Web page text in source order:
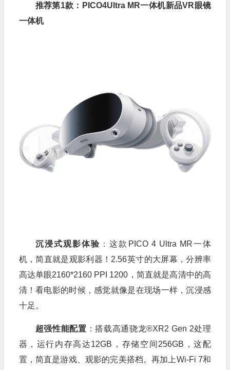
推荐第1款：PICO4Ultra MR一体机新品VR眼镜
一体机
沉浸式观影体验 ：这款PICO 4 Ultra MR一体
机，简直就是观影利器！2.56英寸的大屏幕，分辨率
高达单眼2160*2160 PPI 1200，简直就是高清中的高
清！看电影的时候，感觉就像是在现场一样，沉浸感
十足。
超强性能配置 ：搭载高通骁龙®XR2 Gen 2处理
器，运行内存高达12GB，存储空间256GB，这配
置，简直是游戏、观影的完美搭档。再加上Wi-Fi 7和